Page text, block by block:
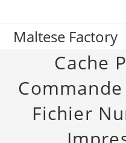
Maltese Factory
Cache
Fichier